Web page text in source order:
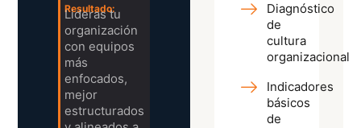
Resultado:
Lideras tu
organización
con equipos
más
enfocados,
mejor
estructurados
Diagnóstico
de
cultura
organizacional
Indicadores
básicos
de